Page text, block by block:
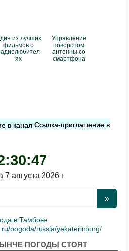
из лучших
фильмов о
ях
Управление
поворотом
антенны со
смартфона
Ссылка-приглашение в
7 августа 2026 г
в Тамбове
pogoda/russia/yekaterinburg/
ПОГОДЫ СТОЯТ